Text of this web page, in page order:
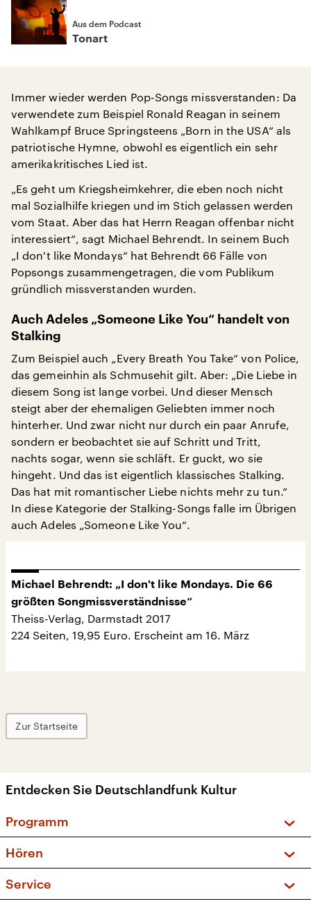
Aus dem Podcast
Tonart
Immer wieder werden Pop-Songs missverstanden: Da
verwendete zum Beispiel Ronald Reagan in seinem
Wahlkampf Bruce Springsteens „Born in the USA“ als
patriotische Hymne, obwohl es eigentlich ein sehr
amerikakritisches Lied ist.
„Es geht um Kriegsheimkehrer, die eben noch nicht
mal Sozialhilfe kriegen und im Stich gelassen werden
vom Staat. Aber das hat Herrn Reagan offenbar nicht
interessiert“, sagt Michael Behrendt. In seinem Buch
„I don't like Mondays“ hat Behrendt 66 Fälle von
Popsongs zusammengetragen, die vom Publikum
gründlich missverstanden wurden.
Auch Adeles „Someone Like You“ handelt von
Stalking
Zum Beispiel auch „Every Breath You Take“ von Police,
das gemeinhin als Schmusehit gilt. Aber: „Die Liebe in
diesem Song ist lange vorbei. Und dieser Mensch
steigt aber der ehemaligen Geliebten immer noch
hinterher. Und zwar nicht nur durch ein paar Anrufe,
sondern er beobachtet sie auf Schritt und Tritt,
nachts sogar, wenn sie schläft. Er guckt, wo sie
hingeht. Und das ist eigentlich klassisches Stalking.
Das hat mit romantischer Liebe nichts mehr zu tun.“
In diese Kategorie der Stalking-Songs falle im Übrigen
auch Adeles „Someone Like You“.
Michael Behrendt: „I don't like Mondays. Die 66
größten Songmissverständnisse“
Theiss-Verlag, Darmstadt 2017
224 Seiten, 19,95 Euro. Erscheint am 16. März
Zur Startseite
Entdecken Sie Deutschlandfunk Kultur
Programm
Sendungen und Podcasts
Musikliste
Hören
Frequenzen (UKW + DAB+)
Service